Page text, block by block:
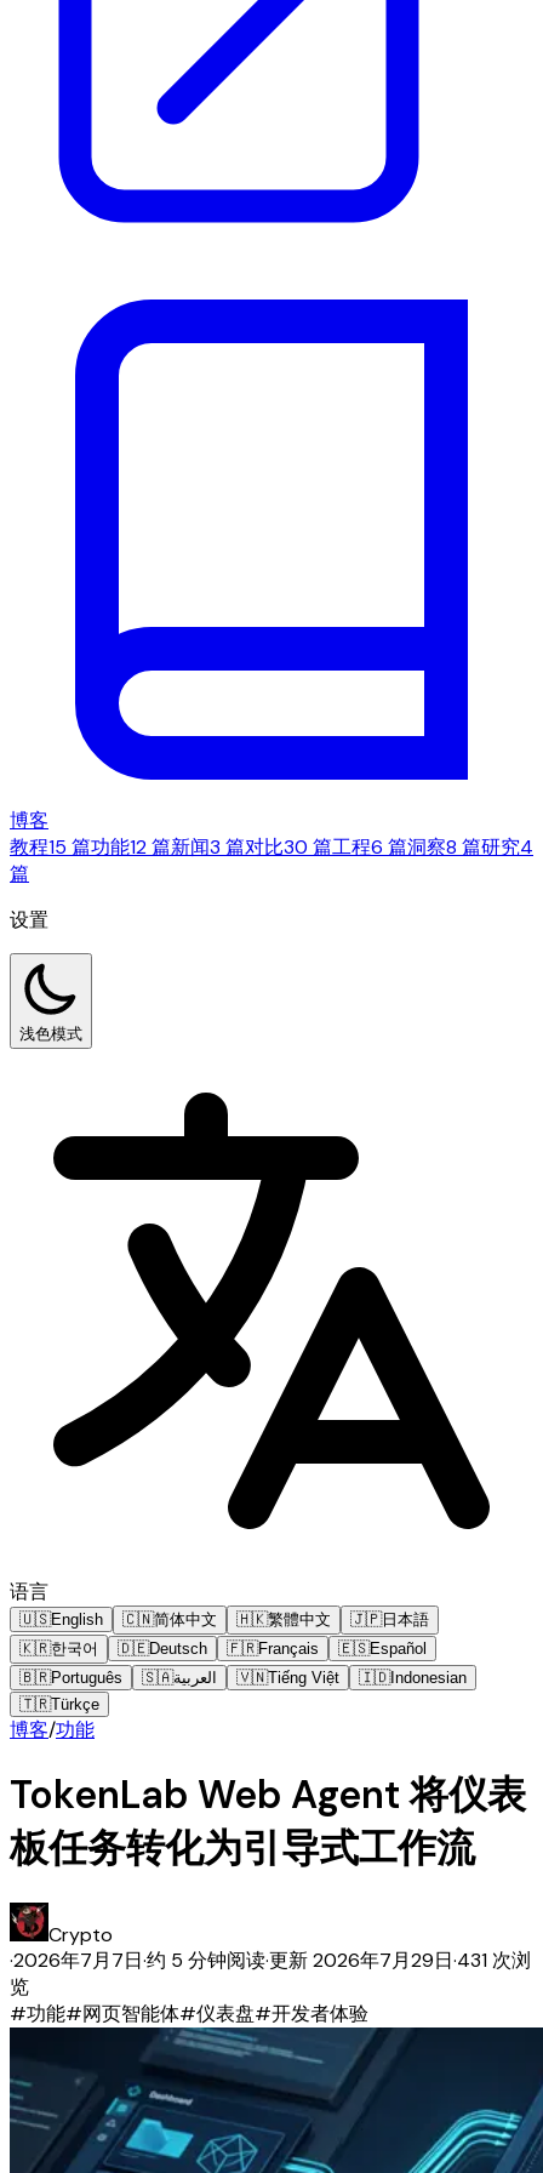
博客
教程15 篇功能12 篇新闻3 篇对比30 篇工程6 篇洞察8 篇研究4
篇
设置
浅色模式
语言
🇺🇸English 🇨🇳简体中文 🇭🇰繁體中文 🇯🇵日本語
🇰🇷한국어 🇩🇪Deutsch 🇫🇷Français 🇪🇸Español
🇧🇷Português 🇸🇦العربية 🇻🇳Tiếng Việt 🇮🇩Indonesian
🇹🇷Türkçe
博客/功能
TokenLab Web Agent 将仪表
板任务转化为引导式工作流
Crypto
·2026年7月7日·约 5 分钟阅读·更新2026年7月29日·431 次浏
览
#功能#网页智能体#仪表盘#开发者体验